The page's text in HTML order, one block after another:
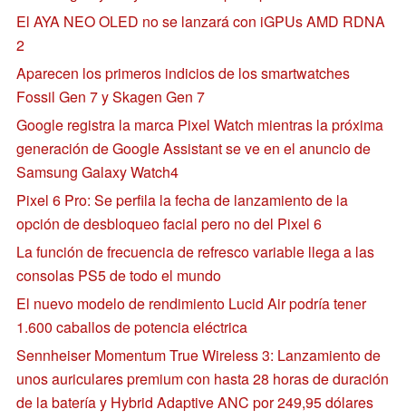
El AYA NEO OLED no se lanzará con iGPUs AMD RDNA
2
Aparecen los primeros indicios de los smartwatches
Fossil Gen 7 y Skagen Gen 7
Google registra la marca Pixel Watch mientras la próxima
generación de Google Assistant se ve en el anuncio de
Samsung Galaxy Watch4
Pixel 6 Pro: Se perfila la fecha de lanzamiento de la
opción de desbloqueo facial pero no del Pixel 6
La función de frecuencia de refresco variable llega a las
consolas PS5 de todo el mundo
El nuevo modelo de rendimiento Lucid Air podría tener
1.600 caballos de potencia eléctrica
Sennheiser Momentum True Wireless 3: Lanzamiento de
unos auriculares premium con hasta 28 horas de duración
de la batería y Hybrid Adaptive ANC por 249,95 dólares